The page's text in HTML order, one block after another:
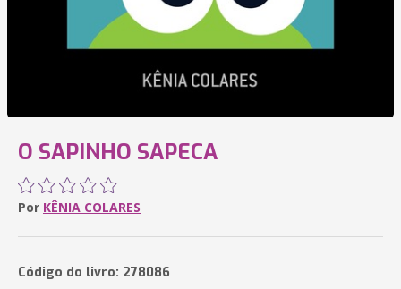
O SAPINHO SAPECA
Por KÊNIA COLARES
Código do livro: 278086